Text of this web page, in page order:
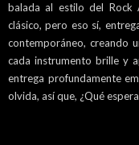
balada al estilo del Rock
clásico, pero eso sí,
contemporáneo, creando
cada instrumento brille y
entrega profundamente
olvida, así que, ¿Qué